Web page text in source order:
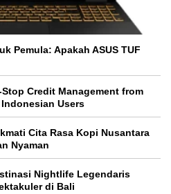
Pemula: Apakah ASUS TUF
Credit Management from
Users
Cita Rasa Kopi Nusantara
Nyaman
Nightlife Legendaris
di Bali